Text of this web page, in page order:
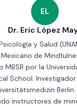
EL
Dr. Eric López
y Salud
de
MBSR por la
School.
instructores de